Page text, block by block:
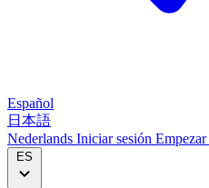
Español
日本語
Nederlands Iniciar sesión Empezar
ES